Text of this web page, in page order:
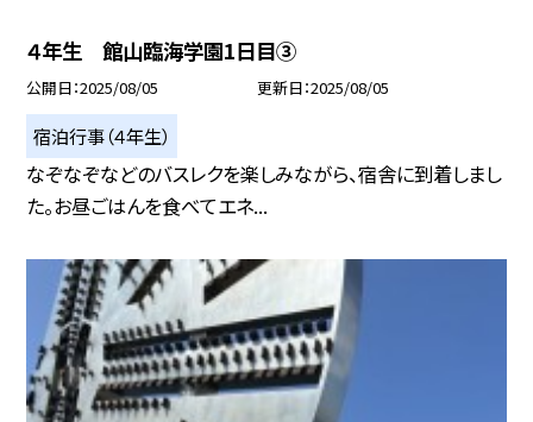
４年生 館山臨海学園1日目③
公開日 2025/08/05 更新日 2025/08/05
宿泊行事（４年生）
なぞなぞなどのバスレクを楽しみながら、宿舎に到着しまし
た。お昼ごはんを食べてエネ...